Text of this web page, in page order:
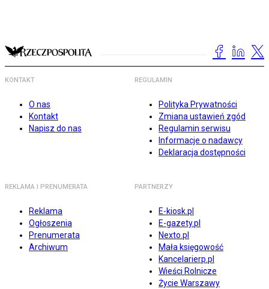
KONTAKT
O nas
Kontakt
Napisz do nas
REGULAMIN
Polityka Prywatności
Zmiana ustawień zgód
Regulamin serwisu
Informacje o nadawcy
Deklaracja dostępności
REKLAMA I PRENUMERATA
Reklama
Ogłoszenia
Prenumerata
Archiwum
PARTNERZY
E-kiosk.pl
E-gazety.pl
Nexto.pl
Mała księgowość
Kancelarierp.pl
Wieści Rolnicze
Życie Warszawy